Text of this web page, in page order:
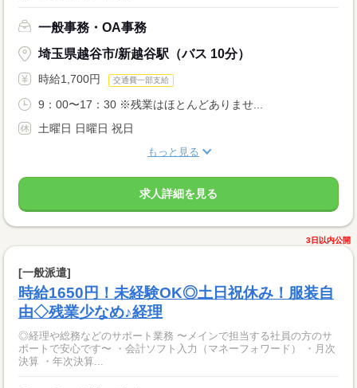
一般事務・OA事務
埼玉県越谷市/新越谷駅（バス 10分）
時給1,700円 交通費一部支給
9：00〜17：30 ※残業はほとんどありませ...
土曜日 日曜日 祝日
もっと見る
求人詳細を見る
3日以内公開
[一般派遣]
時給1650円！未経験OK◎土日祝休み！服装自
由◇残業少なめ♪経理
◎経理や総務などのサポート業務 〜メインで担当する社員の方のサ
ポートで安心です〜 ・会計ソフト入力（マネーフォワード） ・月次
決算 ・年次決算...